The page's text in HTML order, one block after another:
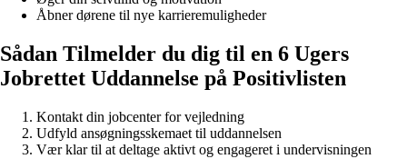
Åbner dørene til nye karrieremuligheder
Sådan Tilmelder du dig til en 6 Ugers
Jobrettet Uddannelse på Positivlisten
Kontakt din jobcenter for vejledning
Udfyld ansøgningsskemaet til uddannelsen
Vær klar til at deltage aktivt og engageret i undervisningen